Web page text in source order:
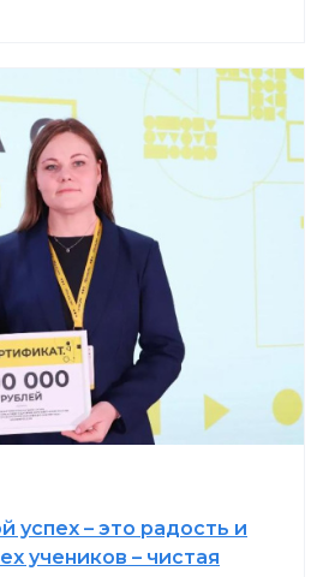
успех – это радость и
учеников – чистая